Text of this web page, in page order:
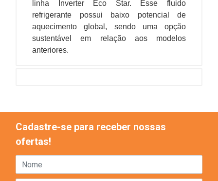
linha Inverter Eco Star. Esse fluido
refrigerante possui baixo potencial de
aquecimento global, sendo uma opção
sustentável em relação aos modelos
anteriores.
Cadastre-se para receber nossas
ofertas!